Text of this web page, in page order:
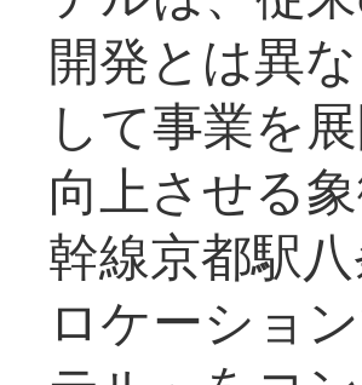
開発とは異
して事業を
向上させる
幹線京都駅
ロケーショ